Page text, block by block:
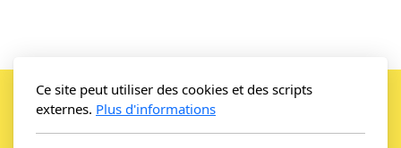
Ce site peut utiliser des cookies et des scripts
externes. Plus d'informations